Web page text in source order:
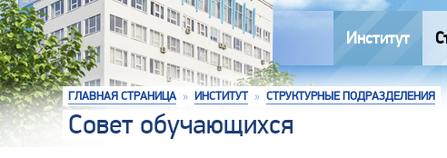
Институт
ГЛАВНАЯ СТРАНИЦА » ИНСТИТУТ » СТРУКТУРНЫЕ ПОДРАЗДЕЛЕНИЯ
Совет обучающихся